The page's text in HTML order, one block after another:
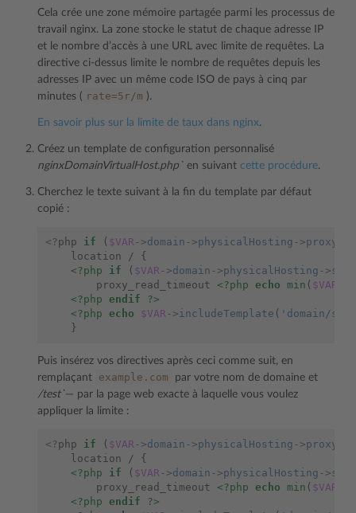
Cela crée une zone mémoire partagée parmi les processus de
travail nginx. La zone stocke le statut de chaque adresse IP
et le nombre d’accès à une URL avec limite de requêtes. La
directive ci-dessus limite le nombre de requêtes depuis les
adresses IP avec un même code ISO de pays à cinq par
minutes ( rate=5r/m ).
En savoir plus sur la limite de taux dans nginx.
Créez un template de configuration personnalisé
nginxDomainVirtualHost.php` en suivant cette procédure.
Cherchez le texte suivant à la fin du template par défaut
copié :
<? php if ( $VAR->domain ->physicalHosting ->
    location / {
<?php
if ( $VAR->domain ->physicalHosting ->
        proxy_read_timeout
<?php echo min ( $VAR
<?php endif
?>
<?php echo $VAR->includeTemplate ( 'domain/
    }
Puis insérez vos directives après ceci comme suit, en
remplaçant
example.com
par votre nom de domaine et
/test`— par la page web exacte à laquelle vous voulez
appliquer la limite :
<? php if ( $VAR->domain ->physicalHosting ->
    location / {
<?php
if ( $VAR->domain ->physicalHosting ->
        proxy_read_timeout
<?php echo min ( $VAR
<?php endif
?>